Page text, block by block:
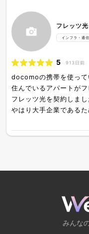
フレッツ光
インフラ・通
5 913日前
docomoの携帯を使って
住んでいるアパートが
フレッツ光を契約しまし
やはり大手企業である
みんな